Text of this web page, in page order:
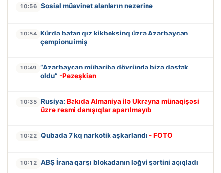
10:56 Sosial müavinət alanların nəzərinə
10:54 Kürdə batan qız kikboksinq üzrə Azərbaycan
çempionu imiş
10:49
“Azərbaycan müharibə dövründə bizə dəstək
oldu” -Pezeşkian
10:35 Rusiya: Bakıda Almaniya ilə Ukrayna münaqişəsi
üzrə rəsmi danışıqlar aparılmayıb
10:22 Qubada 7 kq narkotik aşkarlandı - FOTO
10:12 ABŞ İrana qarşı blokadanın ləğvi şərtini açıqladı